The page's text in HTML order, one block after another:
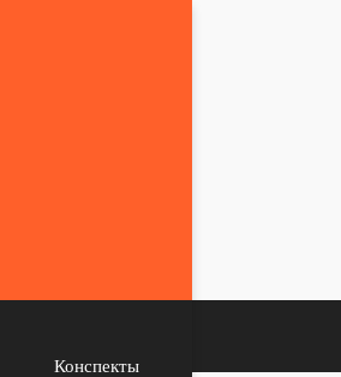
Конспекты